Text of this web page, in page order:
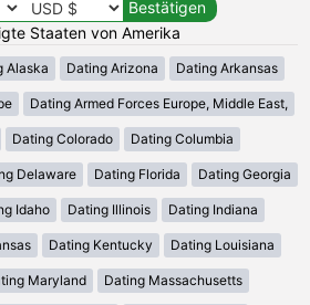
Staaten von Amerika
Alaska Dating Arizona Dating Arkansas
Dating Armed Forces Europe, Middle East,
Dating Colorado Dating Columbia
Delaware Dating Florida Dating Georgia
Idaho Dating Illinois Dating Indiana
Dating Kentucky Dating Louisiana
Maryland Dating Massachusetts